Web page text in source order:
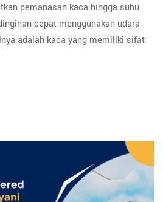
pemanasan kaca hingga suhu
cepat menggunakan udara
adalah kaca yang memiliki sifat